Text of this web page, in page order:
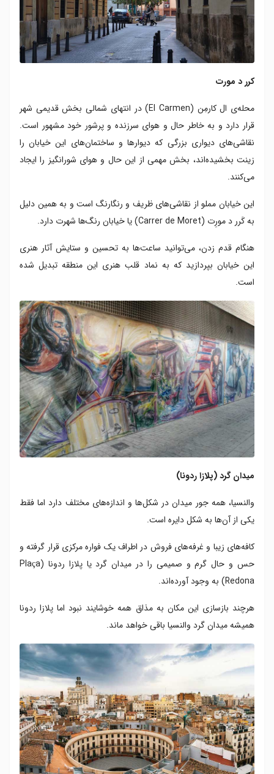
کرر د مورت
محله‌ی ال کارمِن (El Carmen) در انتهای شمالی بخش قدیمی شهر
قرار دارد و به خاطر حال و هوای سرزنده و پرشور خود مشهور است.
نقاشی‌های دیواری بزرگی که دیوارها و ساختمان‌های این خیابان را
زینت بخشیده‌اند، بخش مهمی از این حال و هوای شورانگیز را ایجاد
می‌کنند.
این خیابان مملو از نقاشی‌های ظریف و رنگارنگ است و به همین دلیل
به کَرر د مورِت (Carrer de Moret) یا خیابان رنگ‌ها شهرت دارد.
هنگام قدم زدن، می‌توانید ساعت‌ها به تحسین و ستایش آثار هنری
این خیابان بپردازید که به نماد قلب هنری این منطقه تبدیل شده
است.
میدان گرد (پلازا ردونا)
والنسیا، همه جور میدان در شکل‌ها و اندازه‌های مختلف دارد اما فقط
یکی از آن‌ها به شکل دایره است.
کافه‌های زیبا و غرفه‌های فروش در اطراف یک فواره‌ مرکزی قرار گرفته‌ و
حس و حال گرم و صمیمی را در میدان گرد یا پلازا ردونا (Plaça
Redona) به وجود آورده‌اند.
هرچند بازسازی این مکان به مذاق همه‌ خوشایند نبود اما پلازا ردونا
همیشه میدان گرد والنسیا باقی خواهد ماند.